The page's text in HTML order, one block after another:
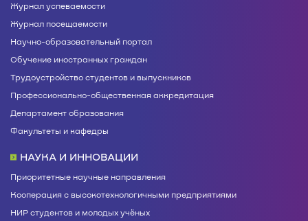
Журнал успеваемости
Журнал посещаемости
Научно-образовательный портал
Обучение иностранных граждан
Трудоустройство студентов и выпускников
Профессионально-общественная аккредитация
Департамент образования
Факультеты и кафедры
НАУКА И ИННОВАЦИИ
Приоритетные научные направления
Кооперация с высокотехнологичными предприятиями
НИР студентов и молодых учёных